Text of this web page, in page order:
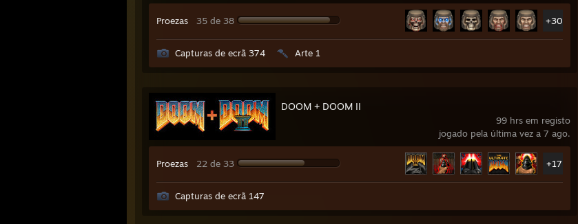
Proezas 35 de 38 +30
Capturas de ecrã 374 Arte 1
99 hrs em registo
jogado pela última vez a 7 ago.
DOOM + DOOM II
Proezas 22 de 33 +17
Capturas de ecrã 147